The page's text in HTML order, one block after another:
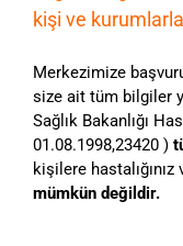
kişi ve
Merkezimize
size ait tüm bilgiler
Sağlık Bakanlığı
01.08.1998,23420 )
kişilere
mümkün değildir.